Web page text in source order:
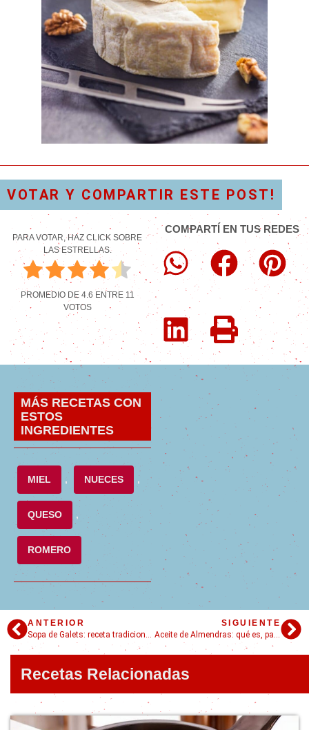
VOTAR Y COMPARTIR ESTE POST!
PARA VOTAR, HAZ CLICK SOBRE
LAS ESTRELLAS.
PROMEDIO DE 4.6 ENTRE 11
VOTOS
COMPARTÍ EN TUS REDES
MÁS RECETAS CON
ESTOS
INGREDIENTES
MIEL , NUECES ,
QUESO ,
ROMERO
ANTERIOR
Sopa de Galets: receta tradicional catalana paso a paso
SIGUIENTE
Aceite de Almendras: qué es, para qué sirve y cómo usarlo en la cocina
Recetas Relacionadas